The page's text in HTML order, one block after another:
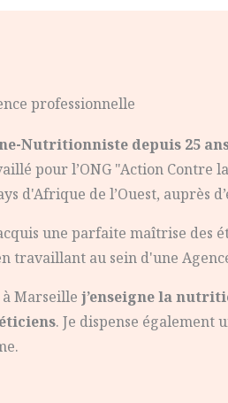
professionnelle
Nutritionniste depuis 25
pour l’ONG "Action
d'Afrique de l’Ouest, auprès
une parfaite maîtrise des
travaillant au sein d'une
à Marseille j’enseigne la
. Je dispense également